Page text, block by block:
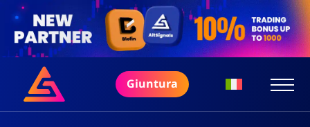
Giuntura